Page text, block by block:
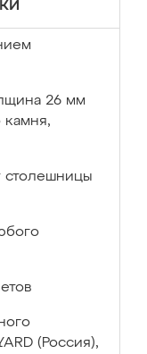
26 мм
камня,
(Россия),